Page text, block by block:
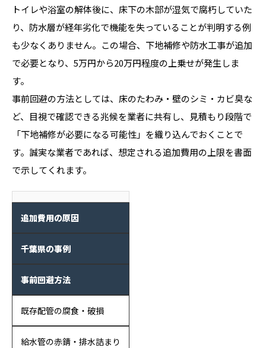
トイレや浴室の解体後に、床下の木部が湿気で腐朽していた
り、防水層が経年劣化で機能を失っていることが判明する例
も少なくありません。この場合、下地補修や防水工事が追加
で必要となり、5万円から20万円程度の上乗せが発生しま
す。
事前回避の方法としては、床のたわみ・壁のシミ・カビ臭な
ど、目視で確認できる兆候を業者に共有し、見積もり段階で
「下地補修が必要になる可能性」を織り込んでおくことで
す。誠実な業者であれば、想定される追加費用の上限を書面
で示してくれます。
追加費用の原因
千葉県の事例
事前回避方法
既存配管の腐食・破損
給水管の赤錆・排水詰まり